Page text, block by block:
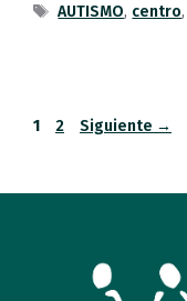
AUTISMO, centro,
1 2 Siguiente →